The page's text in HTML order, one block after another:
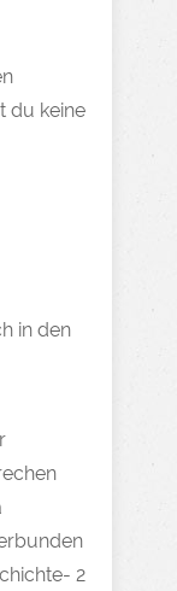
du keine
in den
2